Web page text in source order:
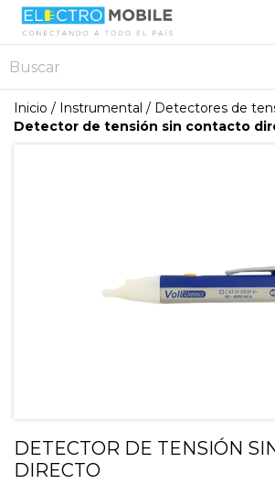
Inicio / Instrumental / Detectores de
Detector de tensión sin contacto
DETECTOR DE TENSIÓN
DIRECTO